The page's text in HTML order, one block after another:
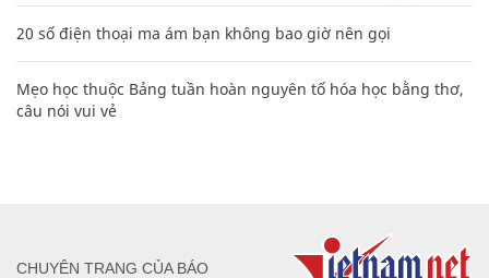
20 số điện thoại ma ám bạn không bao giờ nên gọi
Mẹo học thuộc Bảng tuần hoàn nguyên tố hóa học bằng thơ,
câu nói vui vẻ
CHUYÊN TRANG CỦA BÁO